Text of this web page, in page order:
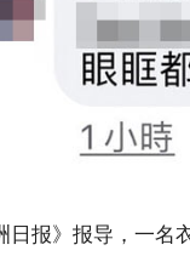
日报》报导，一名